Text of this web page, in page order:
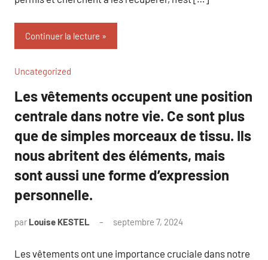
Continuer la lecture
Uncategorized
Les vêtements occupent une position
centrale dans notre vie. Ce sont plus
que de simples morceaux de tissu. Ils
nous abritent des éléments, mais
sont aussi une forme d’expression
personnelle.
par Louise KESTEL septembre 7, 2024
Les vêtements ont une importance cruciale dans notre